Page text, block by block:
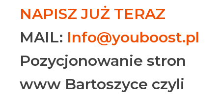
NAPISZ JUŻ TERAZ
MAIL: Info@youboost.pl
Pozycjonowanie stron
www Bartoszyce czyli